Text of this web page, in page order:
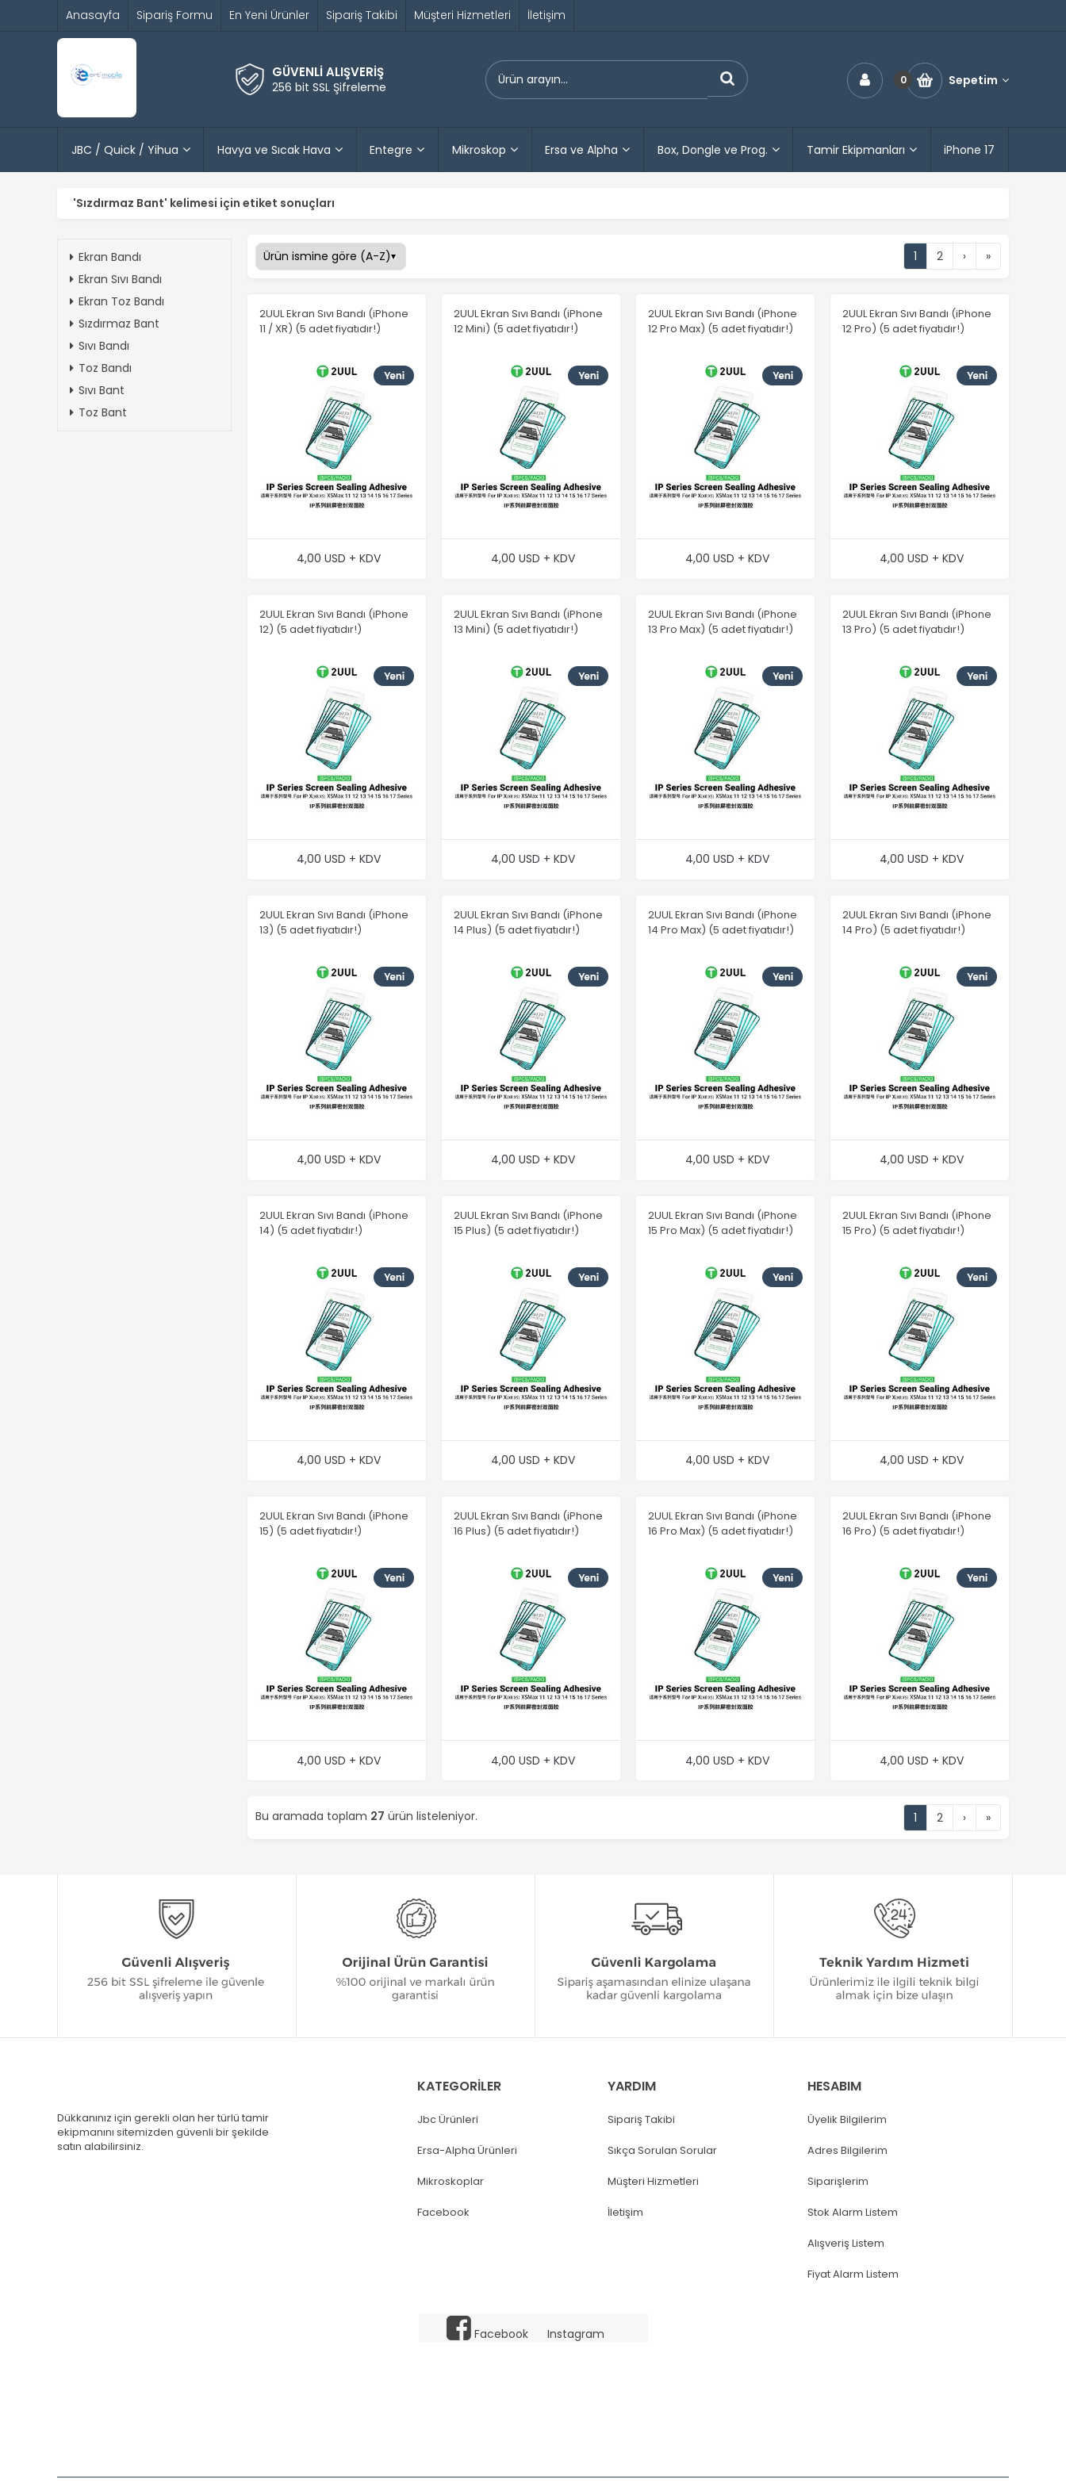
Anasayfa Sipariş Formu En Yeni Ürünler Sipariş Takibi Müşteri Hizmetleri İletişim
GÜVENLİ ALIŞVERİŞ
256 bit SSL Şifreleme 0 Sepetim
JBC / Quick / Yihua Havya ve Sıcak Hava Entegre Mikroskop Ersa ve Alpha Box, Dongle ve Prog. Tamir Ekipmanları iPhone 17
'Sızdırmaz Bant' kelimesi için etiket sonuçları
Ekran Bandı
Ekran Sıvı Bandı
Ekran Toz Bandı
Sızdırmaz Bant
Sıvı Bandı
Toz Bandı
Sıvı Bant
Toz Bant
1 2 › »
2UUL Ekran Sıvı Bandı (iPhone
11 / XR) (5 adet fiyatıdır!)
4,00 USD + KDV
2UUL Ekran Sıvı Bandı (iPhone
12 Mini) (5 adet fiyatıdır!)
4,00 USD + KDV
2UUL Ekran Sıvı Bandı (iPhone
12 Pro Max) (5 adet fiyatıdır!)
4,00 USD + KDV
2UUL Ekran Sıvı Bandı (iPhone
12 Pro) (5 adet fiyatıdır!)
4,00 USD + KDV
2UUL Ekran Sıvı Bandı (iPhone
12) (5 adet fiyatıdır!)
4,00 USD + KDV
2UUL Ekran Sıvı Bandı (iPhone
13 Mini) (5 adet fiyatıdır!)
4,00 USD + KDV
2UUL Ekran Sıvı Bandı (iPhone
13 Pro Max) (5 adet fiyatıdır!)
4,00 USD + KDV
2UUL Ekran Sıvı Bandı (iPhone
13 Pro) (5 adet fiyatıdır!)
4,00 USD + KDV
2UUL Ekran Sıvı Bandı (iPhone
13) (5 adet fiyatıdır!)
4,00 USD + KDV
2UUL Ekran Sıvı Bandı (iPhone
14 Plus) (5 adet fiyatıdır!)
4,00 USD + KDV
2UUL Ekran Sıvı Bandı (iPhone
14 Pro Max) (5 adet fiyatıdır!)
4,00 USD + KDV
2UUL Ekran Sıvı Bandı (iPhone
14 Pro) (5 adet fiyatıdır!)
4,00 USD + KDV
2UUL Ekran Sıvı Bandı (iPhone
14) (5 adet fiyatıdır!)
4,00 USD + KDV
2UUL Ekran Sıvı Bandı (iPhone
15 Plus) (5 adet fiyatıdır!)
4,00 USD + KDV
2UUL Ekran Sıvı Bandı (iPhone
15 Pro Max) (5 adet fiyatıdır!)
4,00 USD + KDV
2UUL Ekran Sıvı Bandı (iPhone
15 Pro) (5 adet fiyatıdır!)
4,00 USD + KDV
2UUL Ekran Sıvı Bandı (iPhone
15) (5 adet fiyatıdır!)
4,00 USD + KDV
2UUL Ekran Sıvı Bandı (iPhone
16 Plus) (5 adet fiyatıdır!)
4,00 USD + KDV
2UUL Ekran Sıvı Bandı (iPhone
16 Pro Max) (5 adet fiyatıdır!)
4,00 USD + KDV
2UUL Ekran Sıvı Bandı (iPhone
16 Pro) (5 adet fiyatıdır!)
4,00 USD + KDV
Bu aramada toplam 27 ürün listeleniyor. 1 2 › »
Dükkanınız için gerekli olan her türlü tamir
ekipmanını sitemizden güvenli bir şekilde
satın alabilirsiniz.
KATEGORİLER
Jbc Ürünleri
Ersa-Alpha Ürünleri
Mikroskoplar
Facebook
YARDIM
Sipariş Takibi
Sıkça Sorulan Sorular
Müşteri Hizmetleri
İletişim
HESABIM
Üyelik Bilgilerim
Adres Bilgilerim
Siparişlerim
Stok Alarm Listem
Alışveriş Listem
Fiyat Alarm Listem
Facebook Instagram